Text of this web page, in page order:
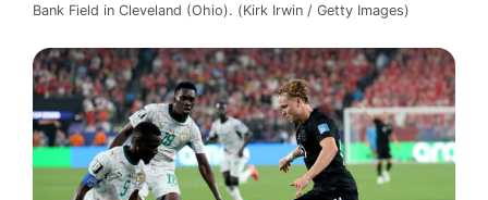
Bank Field in Cleveland (Ohio). (Kirk Irwin / Getty Images)